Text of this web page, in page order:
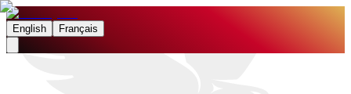
English Français